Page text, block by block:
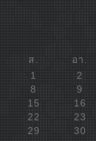
ส.
อา.
1
2
8
9
15
16
22
23
29
30